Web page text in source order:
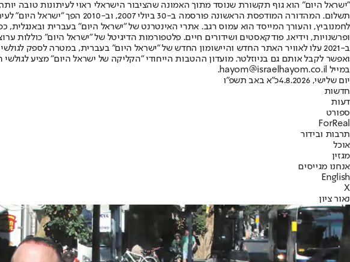
"ישראל היום" הוא גוף תקשורת שנוסד מתוך האמונה שהציבור הישראלי ראוי לעיתונות טובה
תשלום. המהדורה המודפסת
ופרשנויות, וידיאו, פודקאסטים ושידורים חיים. פלטפורמות הדיגיטל של "ישראל היום" כוללות
ב-2021 עלו לאוויר האתר החדש והיישומון החדש של "ישראל היום" בעברית, במטרה לספק
ואפשר לקבל אותם גם בניוזלטר. מועדון ההטבות הייחודי "הקליקה של ישראל היום" מציע
במייל hayom@israelhayom.co.il.
יום שלישי, 4.8.2026
כ"א באב תשפ"ו
חדשות
דעות
ספורט
ForReal
תרבות ובידור
אוכל
מגזין
אנחנו מגייסים
English
X
נאור ציון